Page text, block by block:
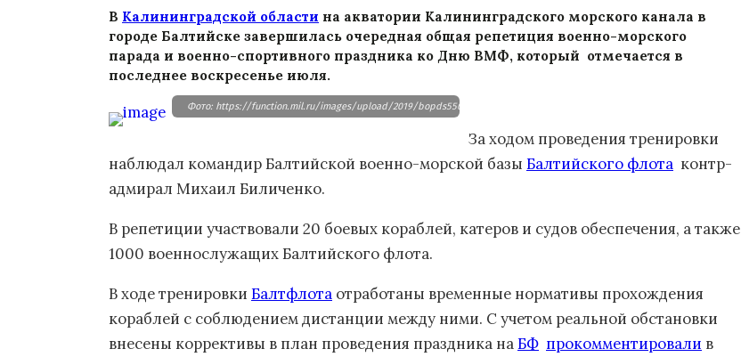
В Калининградской области на акватории Калининградского морского канала в
городе Балтийске завершилась очередная общая репетиция военно-морского
парада и военно-спортивного праздника ко Дню ВМФ, который отмечается в
последнее воскресенье июля.
Фото: https://function.mil.ru/images/upload/2019/bopds550.jpg
За ходом проведения тренировки
наблюдал командир Балтийской военно-морской базы Балтийского флота контр-
адмирал Михаил Биличенко.
В репетиции участвовали 20 боевых кораблей, катеров и судов обеспечения, а также
1000 военнослужащих Балтийского флота.
В ходе тренировки Балтфлота отработаны временные нормативы прохождения
кораблей с соблюдением дистанции между ними. С учетом реальной обстановки
внесены коррективы в план проведения праздника наБФ прокомментировали в